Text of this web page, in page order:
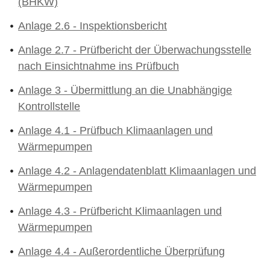
Anlage 2.6 - Inspektionsbericht
Anlage 2.7 - Prüfbericht der Überwachungsstelle
nach Einsichtnahme ins Prüfbuch
Anlage 3 - Übermittlung an die Unabhängige
Kontrollstelle
Anlage 4.1 - Prüfbuch Klimaanlagen und
Wärmepumpen
Anlage 4.2 - Anlagendatenblatt Klimaanlagen und
Wärmepumpen
Anlage 4.3 - Prüfbericht Klimaanlagen und
Wärmepumpen
Anlage 4.4 - Außerordentliche Überprüfung